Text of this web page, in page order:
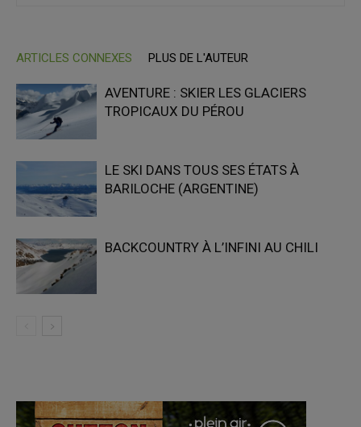
ARTICLES CONNEXES PLUS DE L'AUTEUR
AVENTURE : SKIER LES GLACIERS
TROPICAUX DU PÉROU
LE SKI DANS TOUS SES ÉTATS À
BARILOCHE (ARGENTINE)
BACKCOUNTRY À L’INFINI AU CHILI